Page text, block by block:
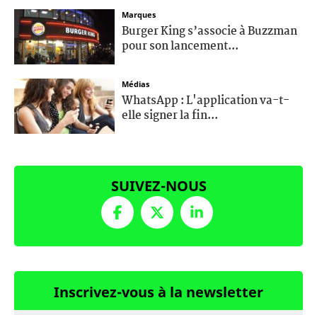
Marques
Burger King s’associe à Buzzman
pour son lancement...
Médias
WhatsApp : L'application va-t-
elle signer la fin...
SUIVEZ-NOUS
Inscrivez-vous à la newsletter